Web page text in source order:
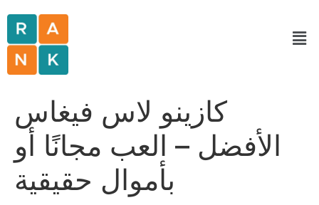
كازينو لاس فيغاس
الأفضل – العب مجانًا أو
بأموال حقيقية